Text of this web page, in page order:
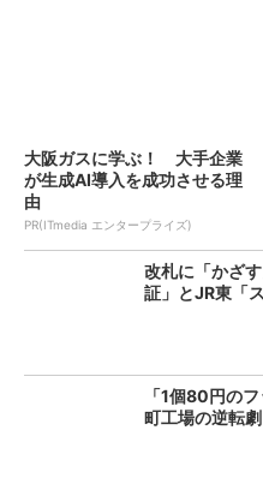
大阪ガスに学ぶ！ 大手企業
が生成AI導入を成功させる理
由
PR(ITmedia エンタープライズ)
改札に「かざ
証」とJR東「
「1個80円の
町工場の逆転